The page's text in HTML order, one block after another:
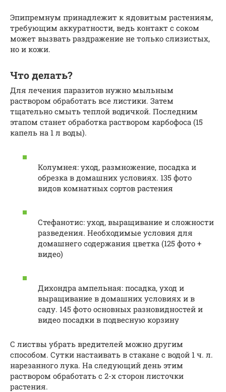
Эпипремнум принадлежит к ядовитым растениям,
требующим аккуратности, ведь контакт с соком
может вызвать раздражение не только слизистых,
но и кожи.
Что делать?
Для лечения паразитов нужно мыльным
раствором обработать все листики. Затем
тщательно смыть теплой водичкой. Последним
этапом станет обработка раствором карбофоса (15
капель на 1 л воды).
Колумнея: уход, размножение, посадка и
обрезка в домашних условиях. 135 фото
видов комнатных сортов растения
Стефанотис: уход, выращивание и сложности
разведения. Необходимые условия для
домашнего содержания цветка (125 фото +
видео)
Дихондра ампельная: посадка, уход и
выращивание в домашних условиях и в
саду. 145 фото основных разновидностей и
видео посадки в подвесную корзину
С листвы убрать вредителей можно другим
способом. Сутки настаивать в стакане с водой 1 ч. л.
нарезанного лука. На следующий день этим
раствором обработать с 2-х сторон листочки
растения.